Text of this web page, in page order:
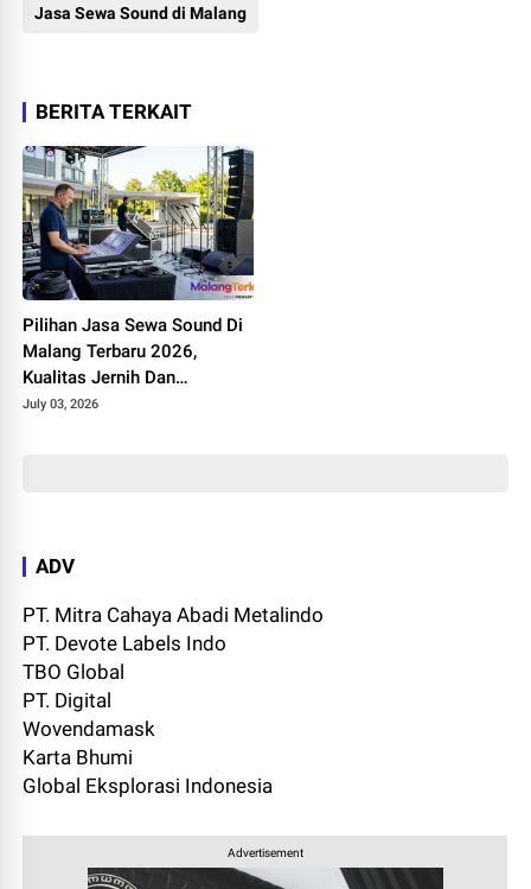
Jasa Sewa Sound di Malang
BERITA TERKAIT
Pilihan Jasa Sewa Sound Di
Malang Terbaru 2026,
Kualitas Jernih Dan
Bergaransi
July 03, 2026
ADV
PT. Mitra Cahaya Abadi Metalindo
PT. Devote Labels Indo
TBO Global
PT. Digital
Wovendamask
Karta Bhumi
Global Eksplorasi Indonesia
Advertisement